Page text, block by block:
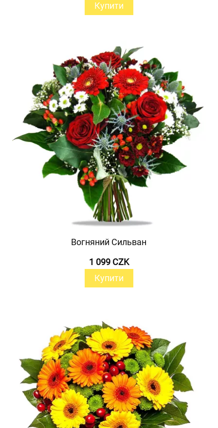
Купити
Вогняний Сильван
1 099 CZK
Купити